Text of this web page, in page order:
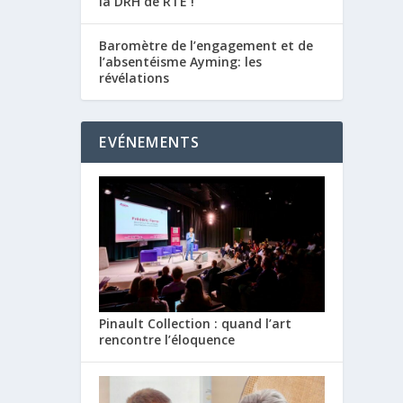
Baromètre de l’engagement et de
l’absentéisme Ayming: les
révélations
EVÉNEMENTS
Pinault Collection : quand l’art
rencontre l’éloquence